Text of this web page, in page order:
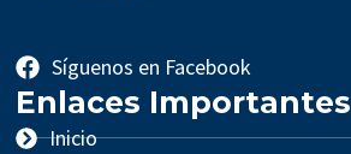
Síguenos en Facebook
Enlaces Importantes
Inicio